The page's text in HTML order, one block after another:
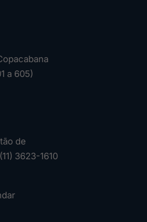
a 605)
de
3623-1610